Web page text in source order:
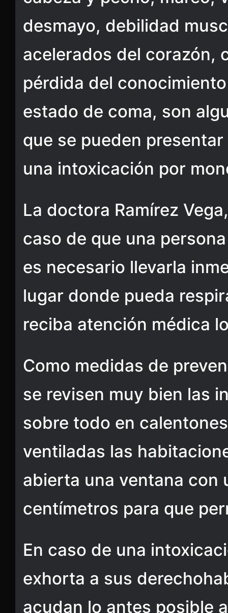
desmayo, debilidad
acelerados del corazón,
pérdida del
estado de coma, son
que se pueden
una intoxicación por
La doctora Ramírez
caso de que una
es necesario llevarla
lugar donde pueda
reciba atención médica
Como medidas de
se revisen muy bien las
sobre todo en
ventiladas las
abierta una ventana con
centímetros para que
En caso de una
exhorta a sus
acudan lo antes posible